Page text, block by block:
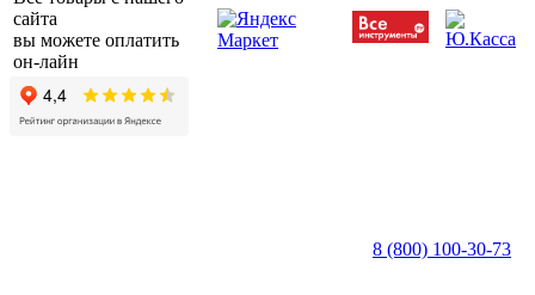
сайта
вы можете оплатить
он-лайн
8 (800) 100-30-73